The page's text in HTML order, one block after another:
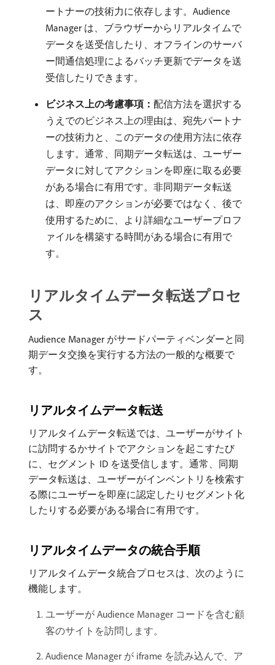
ートナーの技術力に依存します。Audience
Manager は、ブラウザーからリアルタイムで
データを送受信したり、オフラインのサーバ
ー間通信処理によるバッチ更新でデータを送
受信したりできます。
ビジネス上の考慮事項： ​配信方法を選択する
うえでのビジネス上の理由は、宛先パートナ
ーの技術力と、このデータの使用方法に依存
します。通常、同期データ転送は、ユーザー
データに対してアクションを即座に取る必要
がある場合に有用です。非同期データ転送
は、即座のアクションが必要ではなく、後で
使用するために、より詳細なユーザープロフ
ァイルを構築する時間がある場合に有用で
す。
リアルタイムデータ転送プロセ
ス
Audience Manager がサードパーティベンダーと同
期データ交換を実行する方法の一般的な概要で
す。
リアルタイムデータ転送
リアルタイムデータ転送では、ユーザーがサイト
に訪問するかサイトでアクションを起こすたび
に、セグメント ID を送受信します。通常、同期
データ転送は、ユーザーがインベントリを検索す
る際にユーザーを即座に認定したりセグメント化
したりする必要がある場合に有用です。
リアルタイムデータの統合手順
リアルタイムデータ統合プロセスは、次のように
機能します。
ユーザーが Audience Manager コードを含む顧
客のサイトを訪問します。
Audience Manager が iframe を読み込んで、ア